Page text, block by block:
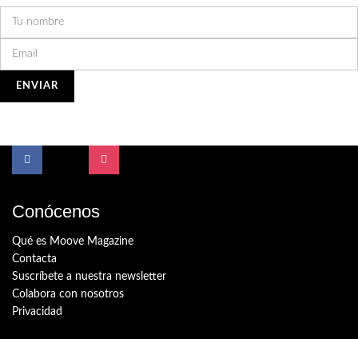
Conócenos
Qué es Moove Magazine
Contacta
Suscríbete a nuestra newsletter
Colabora con nosotros
Privacidad